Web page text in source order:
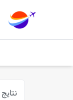
نتایج